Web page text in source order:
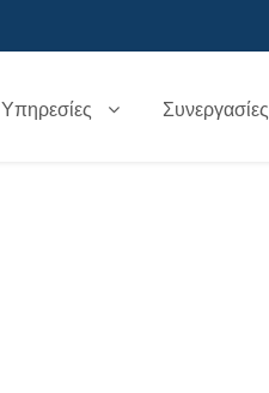
Υπηρεσίες Συνεργασίες